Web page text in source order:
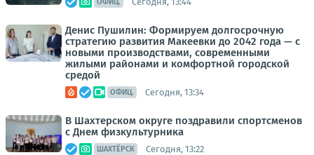
Денис Пушилин: Формируем долгосрочную
стратегию развития Макеевки до 2042 года — с
новыми производствами, современными
жилыми районами и комфортной городской
средой
ОФИЦ. Сегодня, 13:34
В Шахтерском округе поздравили спортсменов
с Днем физкультурника
ШАХТЁРСК Сегодня, 13:22